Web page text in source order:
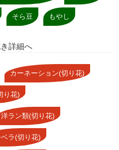
そら豆 もやし
詳細へ
カーネーション(切り花)
り花)
洋ラン類(切り花)
ラ(切り花)